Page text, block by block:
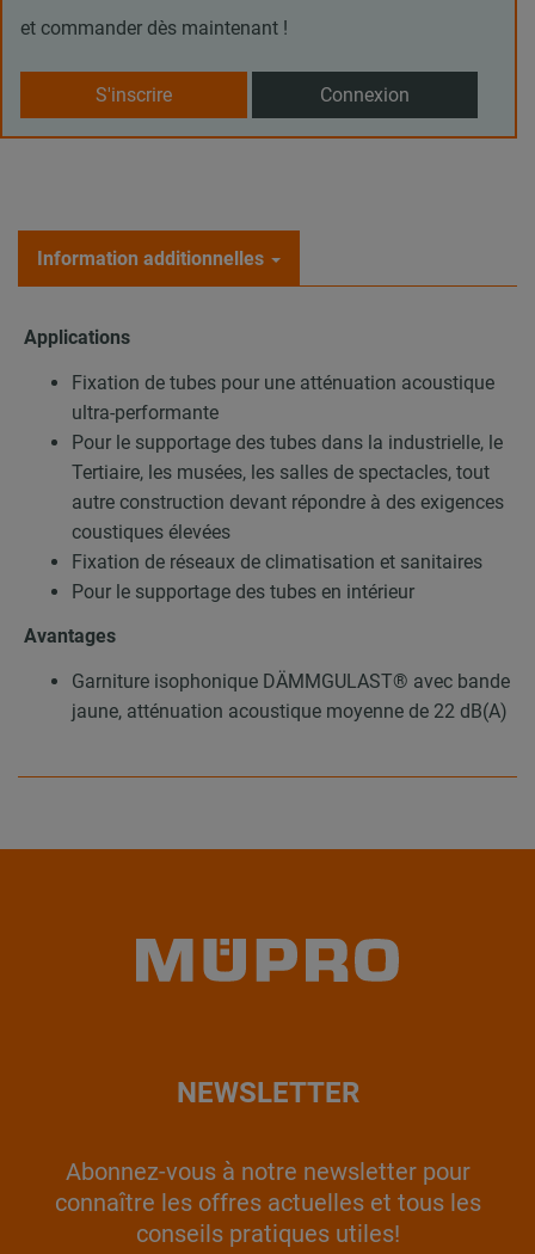
et commander dès maintenant !
S'inscrire Connexion
Information additionnelles
Applications
Fixation de tubes pour une atténuation acoustique
ultra-performante
Pour le supportage des tubes dans la industrielle, le
Tertiaire, les musées, les salles de spectacles, tout
autre construction devant répondre à des exigences
coustiques élevées
Fixation de réseaux de climatisation et sanitaires
Pour le supportage des tubes en intérieur
Avantages
Garniture isophonique DÄMMGULAST® avec bande
jaune, atténuation acoustique moyenne de 22 dB(A)
NEWSLETTER
Abonnez-vous à notre newsletter pour
connaître les offres actuelles et tous les
conseils pratiques utiles!